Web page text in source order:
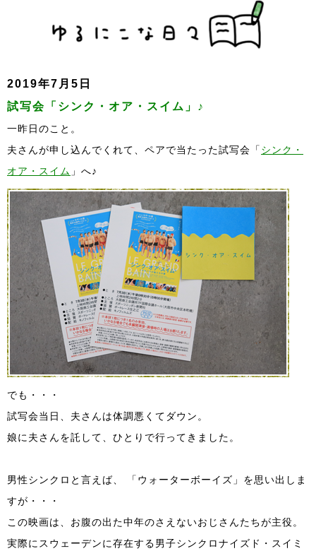
2019年7月5日
試写会「シンク・オア・スイム」♪
一昨日のこと。
夫さんが申し込んでくれて、ペアで当たった試写会「 シンク・
オア・スイム 」へ♪
でも・・・
試写会当日、夫さんは体調悪くてダウン。
娘に夫さんを託して、ひとりで行ってきました。
男性シンクロと言えば、 「ウォーターボーイズ」を思い出しま
すが・・・
この映画は、お腹の出た中年のさえないおじさんたちが主役。
実際にスウェーデンに存在する男子シンクロナイズド・スイミ